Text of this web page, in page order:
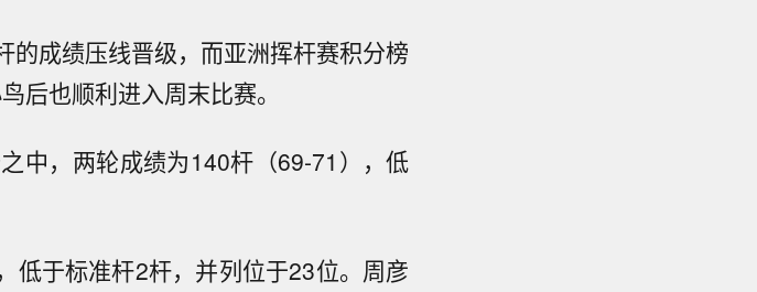
的成绩压线晋级，而亚洲挥杆赛积分榜
后也顺利进入周末比赛。
中，两轮成绩为140杆（69-71），低
低于标准杆2杆，并列位于23位。周彦